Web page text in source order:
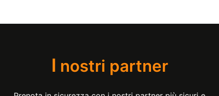
I nostri partner